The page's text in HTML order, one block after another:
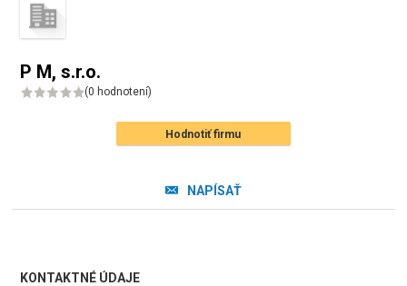
P M, s.r.o.
(0 hodnotení)
Hodnotiť firmu
NAPÍSAŤ
KONTAKTNÉ ÚDAJE